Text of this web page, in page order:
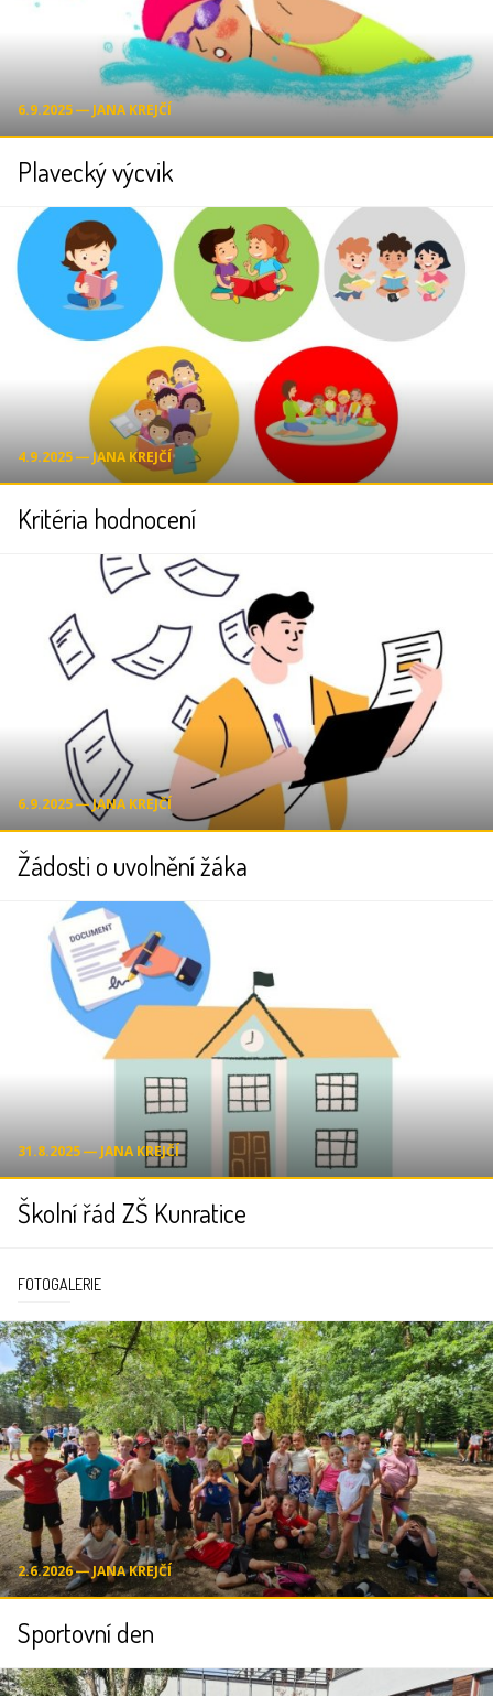
6.9.2025 ― JANA KREJČÍ
Plavecký výcvik
4.9.2025 ― JANA KREJČÍ
Kritéria hodnocení
6.9.2025 ― JANA KREJČÍ
Žádosti o uvolnění žáka
31.8.2025 ― JANA KREJČÍ
Školní řád ZŠ Kunratice
FOTOGALERIE
2.6.2026 ― JANA KREJČÍ
Sportovní den